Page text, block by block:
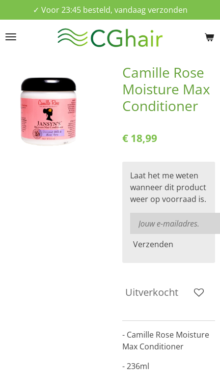
direct
naar
✓ Voor 23:45 besteld, vandaag verzonden
Camille Rose
Moisture Max
Conditioner
€ 18,99
Laat het me weten
wanneer dit product
weer op voorraad is.
Verzenden
Uitverkocht
- Camille Rose Moisture
Max Conditioner
- 236ml